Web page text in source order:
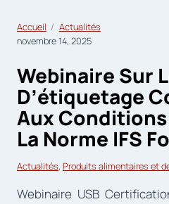
Accueil
Actualités
novembre 14, 2025
Webinaire Sur
D’étiquetage
Aux Conditions
La Norme IFS
Actualités, Produits alimentaires et
Webinaire USB